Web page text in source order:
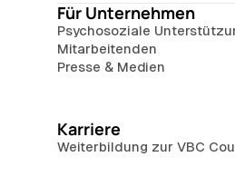
Für Unternehmen
Psychosoziale
Mitarbeitenden
Presse & Medien
Karriere
Weiterbildung zur VBC